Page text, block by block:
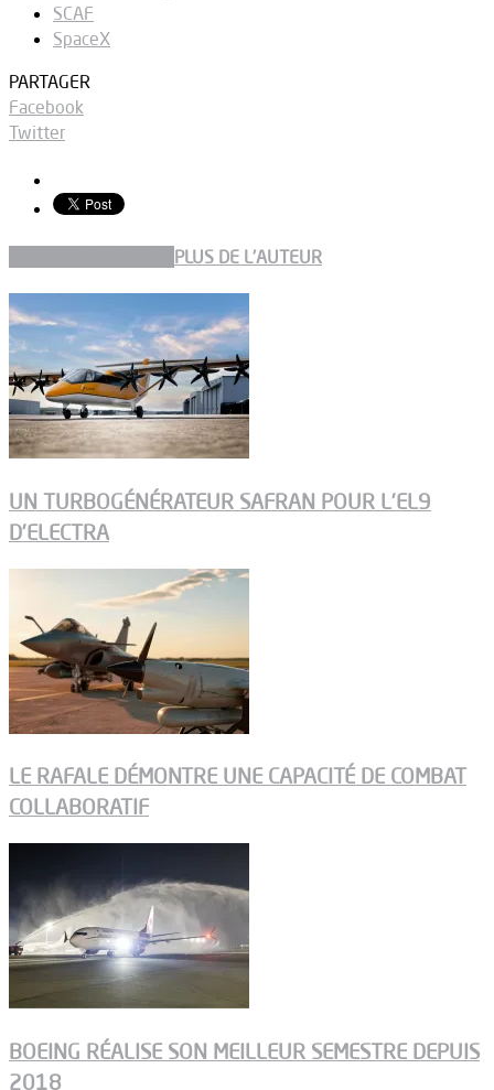
SCAF
SpaceX
PARTAGER
Facebook
Twitter
PLUS DE L'AUTEUR
UN TURBOGÉNÉRATEUR SAFRAN POUR L’EL9
D’ELECTRA
LE RAFALE DÉMONTRE UNE CAPACITÉ DE COMBAT
COLLABORATIF
BOEING RÉALISE SON MEILLEUR SEMESTRE DEPUIS
2018